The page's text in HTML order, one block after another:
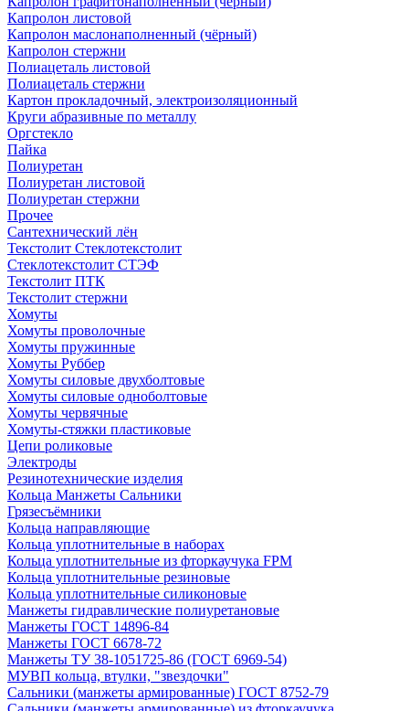
Капролон листовой
Капролон маслонаполненный (чёрный)
Капролон стержни
Полиацеталь листовой
Полиацеталь стержни
Картон прокладочный, электроизоляционный
Круги абразивные по металлу
Оргстекло
Пайка
Полиуретан
Полиуретан листовой
Полиуретан стержни
Прочее
Сантехнический лён
Текстолит Стеклотекстолит
Стеклотекстолит СТЭФ
Текстолит ПТК
Текстолит стержни
Хомуты
Хомуты проволочные
Хомуты пружинные
Хомуты Руббер
Хомуты силовые двухболтовые
Хомуты силовые одноболтовые
Хомуты червячные
Хомуты-стяжки пластиковые
Цепи роликовые
Электроды
Резинотехнические изделия
Кольца Манжеты Сальники
Грязесъёмники
Кольца направляющие
Кольца уплотнительные в наборах
Кольца уплотнительные из фторкаучука FPM
Кольца уплотнительные резиновые
Кольца уплотнительные силиконовые
Манжеты гидравлические полиуретановые
Манжеты ГОСТ 14896-84
Манжеты ГОСТ 6678-72
Манжеты ТУ 38-1051725-86 (ГОСТ 6969-54)
МУВП кольца, втулки, "звездочки"
Сальники (манжеты армированные) ГОСТ 8752-79